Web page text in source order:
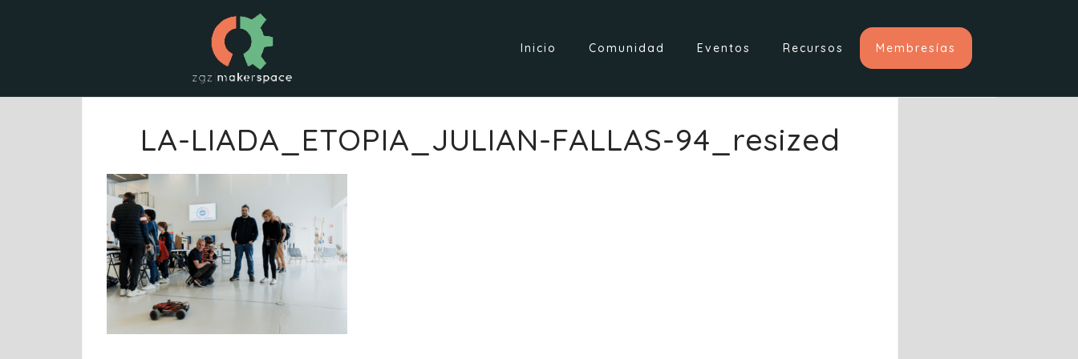
Inicio Comunidad Eventos Recursos Membresías
LA-LIADA_ETOPIA_JULIAN-FALLAS-94_resized